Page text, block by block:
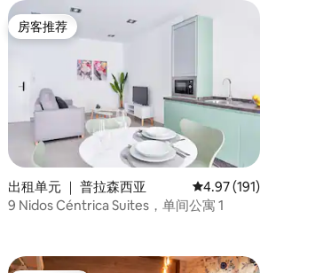
分（满分 5 分），共 78 条评价
房客推荐
房客推荐
出租单元 ｜ 普拉森西亚 平均评分 4.97 分（满
4.97 (191)
9 Nidos Céntrica Suites，单间公寓 1